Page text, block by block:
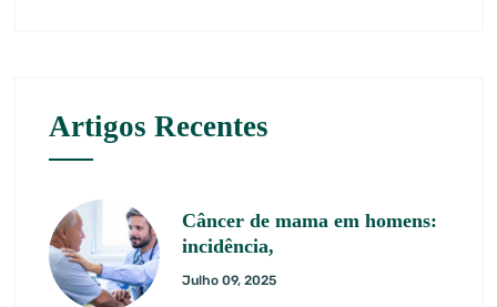
Artigos Recentes
Câncer de mama em homens:
incidência,
Julho 09, 2025